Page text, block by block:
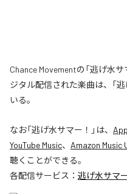
Chance Movementの「逃げ水
ジタル配信された楽曲は、「
いる。
なお「逃げ水サマー！ 」は、
YouTube Music、 Amazon Music
聴くことができる。
各配信サービス： 逃げ水サマ